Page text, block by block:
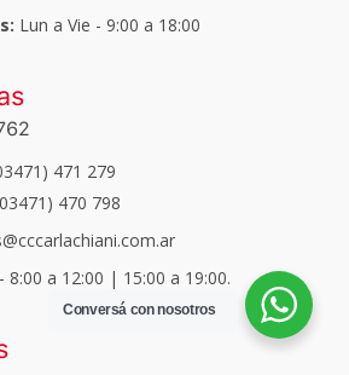
Lun a Vie - 9:00 a 18:00
471 279
470 798
8:00 a 12:00 | 15:00 a 19:00.
Conversá con nosotros